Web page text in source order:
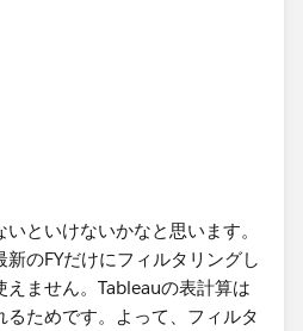
といけないかなと思います。
のFYだけにフィルタリングし
ません。Tableauの表計算は
るためです。よって、フィルタ